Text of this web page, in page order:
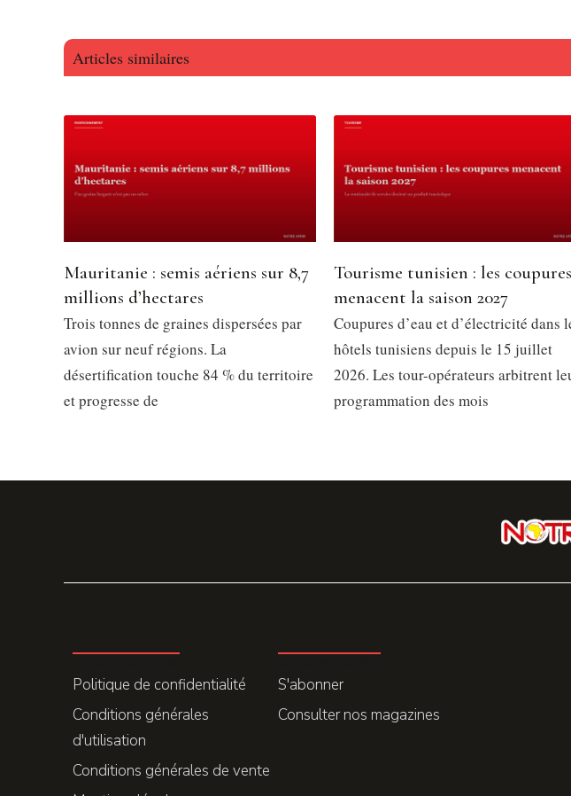
Articles similaires
Mauritanie : semis aériens sur 8,7
millions d’hectares
Trois tonnes de graines dispersées par
avion sur neuf régions. La
désertification touche 84 % du territoire
et progresse de
Tourisme tunisien : les coupures
menacent la saison 2027
Coupures d’eau et d’électricité dans
hôtels tunisiens depuis le 15 juillet
2026. Les tour-opérateurs arbitrent
programmation des mois
Politique de confidentialité
Conditions générales
d'utilisation
Conditions générales de vente
S'abonner
Consulter nos magazines